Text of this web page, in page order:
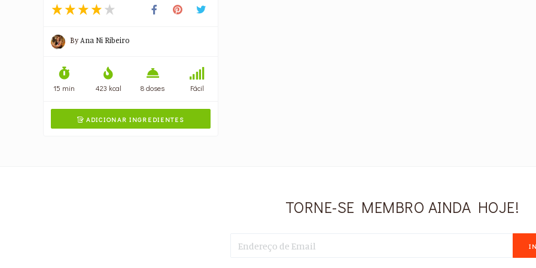
ByAna Ni Ribeiro
15 min 423 kcal 8 doses Fácil
 ADICIONAR INGREDIENTES
TORNE-SE MEMBRO AINDA HOJE!